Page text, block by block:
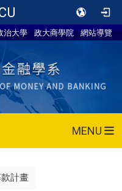
治大學 政大商學院 網站導覽
MENU
計畫